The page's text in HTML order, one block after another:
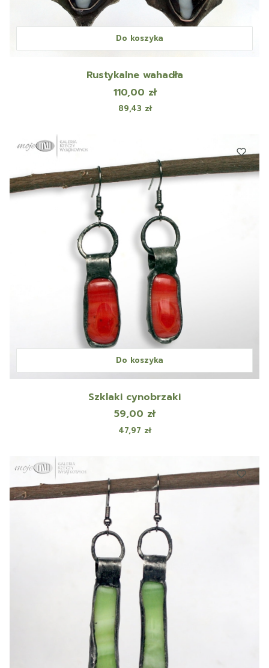
Do koszyka
Rustykalne wahadła
Cena
110,00 zł
Cena
89,43 zł
Do koszyka
Szklaki cynobrzaki
Cena
59,00 zł
Cena
47,97 zł